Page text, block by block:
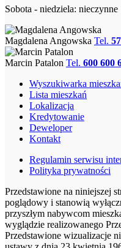
Sobota - niedziela: nieczynne
Magdalena Angowska Tel.
Marcin Patalon Tel. 600 600
Wyszukiwarka
Lista mieszkań
Lokalizacja
Kredytowanie
Deweloper
Kontakt
Regulamin serwisu
Polityka prywatności
Przedstawione na niniejszej
poglądowy i stanowią
przyszłym nabywcom
wyglądzie realizowanego
Przedstawione wizualizacje